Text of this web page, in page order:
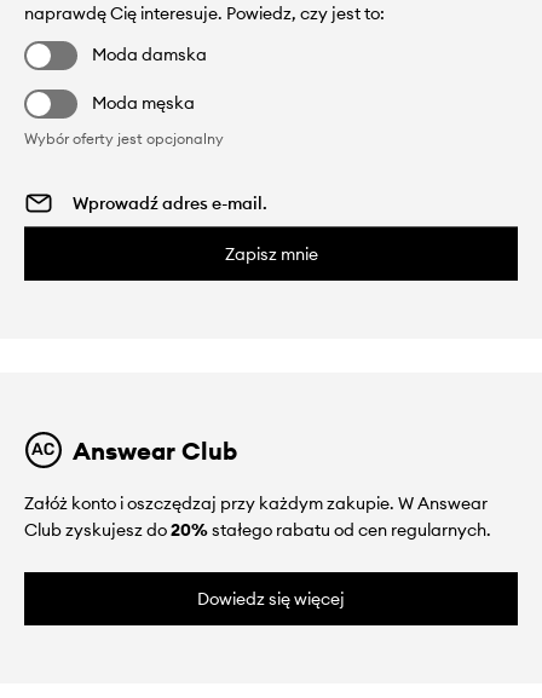
naprawdę Cię interesuje. Powiedz, czy jest to:
Moda damska
Moda męska
Wybór oferty jest opcjonalny
Zapisz mnie
Answear Club
Załóż konto i oszczędzaj przy każdym zakupie. W Answear
Club zyskujesz do20%stałego rabatu od cen regularnych.
Dowiedz się więcej